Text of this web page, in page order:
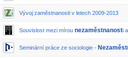
Vývoj zaměstnanosti v letech 2009-2013
Souvislost mezi mírou nezaměstnanosti
Seminární práce ze sociologie -